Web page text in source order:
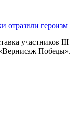
отразили героизм
участников III
Победы».